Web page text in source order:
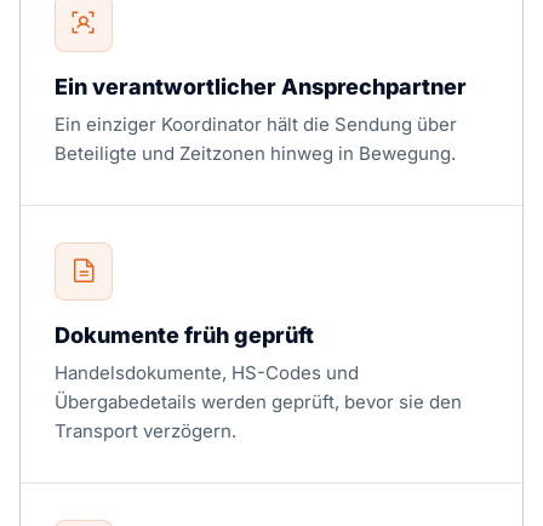
Ein verantwortlicher Ansprechpartner
Ein einziger Koordinator hält die Sendung über
Beteiligte und Zeitzonen hinweg in Bewegung.
Dokumente früh geprüft
Handelsdokumente, HS-Codes und
Übergabedetails werden geprüft, bevor sie den
Transport verzögern.